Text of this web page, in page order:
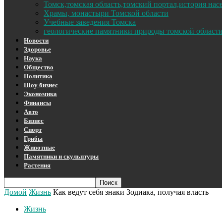
Томск,томская область,томский портал,история
Храмы, монастыри Томской области
Учебные заведения Томска
геологические памятники природы томской области
Новости
Здоровье
Наука
Общество
Политика
Шоу бизнес
Экономика
Финансы
Авто
Бизнес
Спорт
Грибы
Животные
Памятники и скульптуры
Растения
Домой Жизнь Как ведут себя знаки Зодиака, получая власть
Жизнь